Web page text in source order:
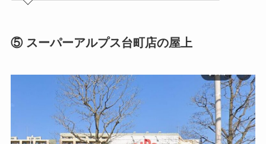
⑤ スーパーアルプス台町店の屋上